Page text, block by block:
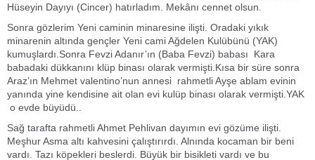
Hüseyin Dayıyı (Cincer) hatırladım. Mekânı cennet olsun.
Sonra gözlerim Yeni caminin minaresine ilişti. Oradaki yıkık
minarenin altında gençler Yeni cami Ağdelen Kulübünü (YAK)
kumuşlardı.Sonra Fevzi Adanır’ın (Baba Fevzi) babası Kara
babadaki dükkanını klüp binası olarak vermişti.Kısa bir süre sonra
Araz’ın Mehmet valentino’nun annesi rahmetli Ayşe ablam evinin
yanında yine kendisine ait olan evi kulüp binası olarak vermişti.YAK
o evde büyüdü..
Sağ tarafta rahmetli Ahmet Pehlivan dayımın evi gözüme ilişti.
Meşhur Asma altı kahvesini çalıştırırdı. Alnında kocaman bir beni
vardı. Tazı köpekleri beslerdi. Büyük bir bisikleti vardı ve bu